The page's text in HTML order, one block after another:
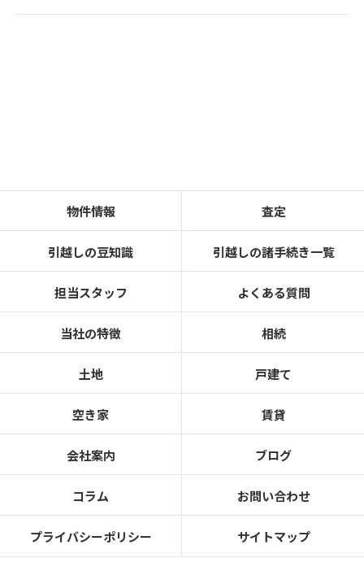
物件情報 査定
引越しの豆知識 引越しの諸手続き一覧
担当スタッフ よくある質問
当社の特徴 相続
土地 戸建て
空き家 賃貸
会社案内 ブログ
コラム お問い合わせ
プライバシーポリシー サイトマップ